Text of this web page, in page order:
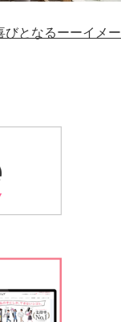
びとなるーーイメー